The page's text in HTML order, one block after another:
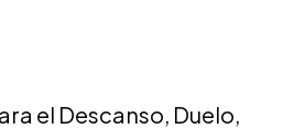
el Descanso, Duelo,